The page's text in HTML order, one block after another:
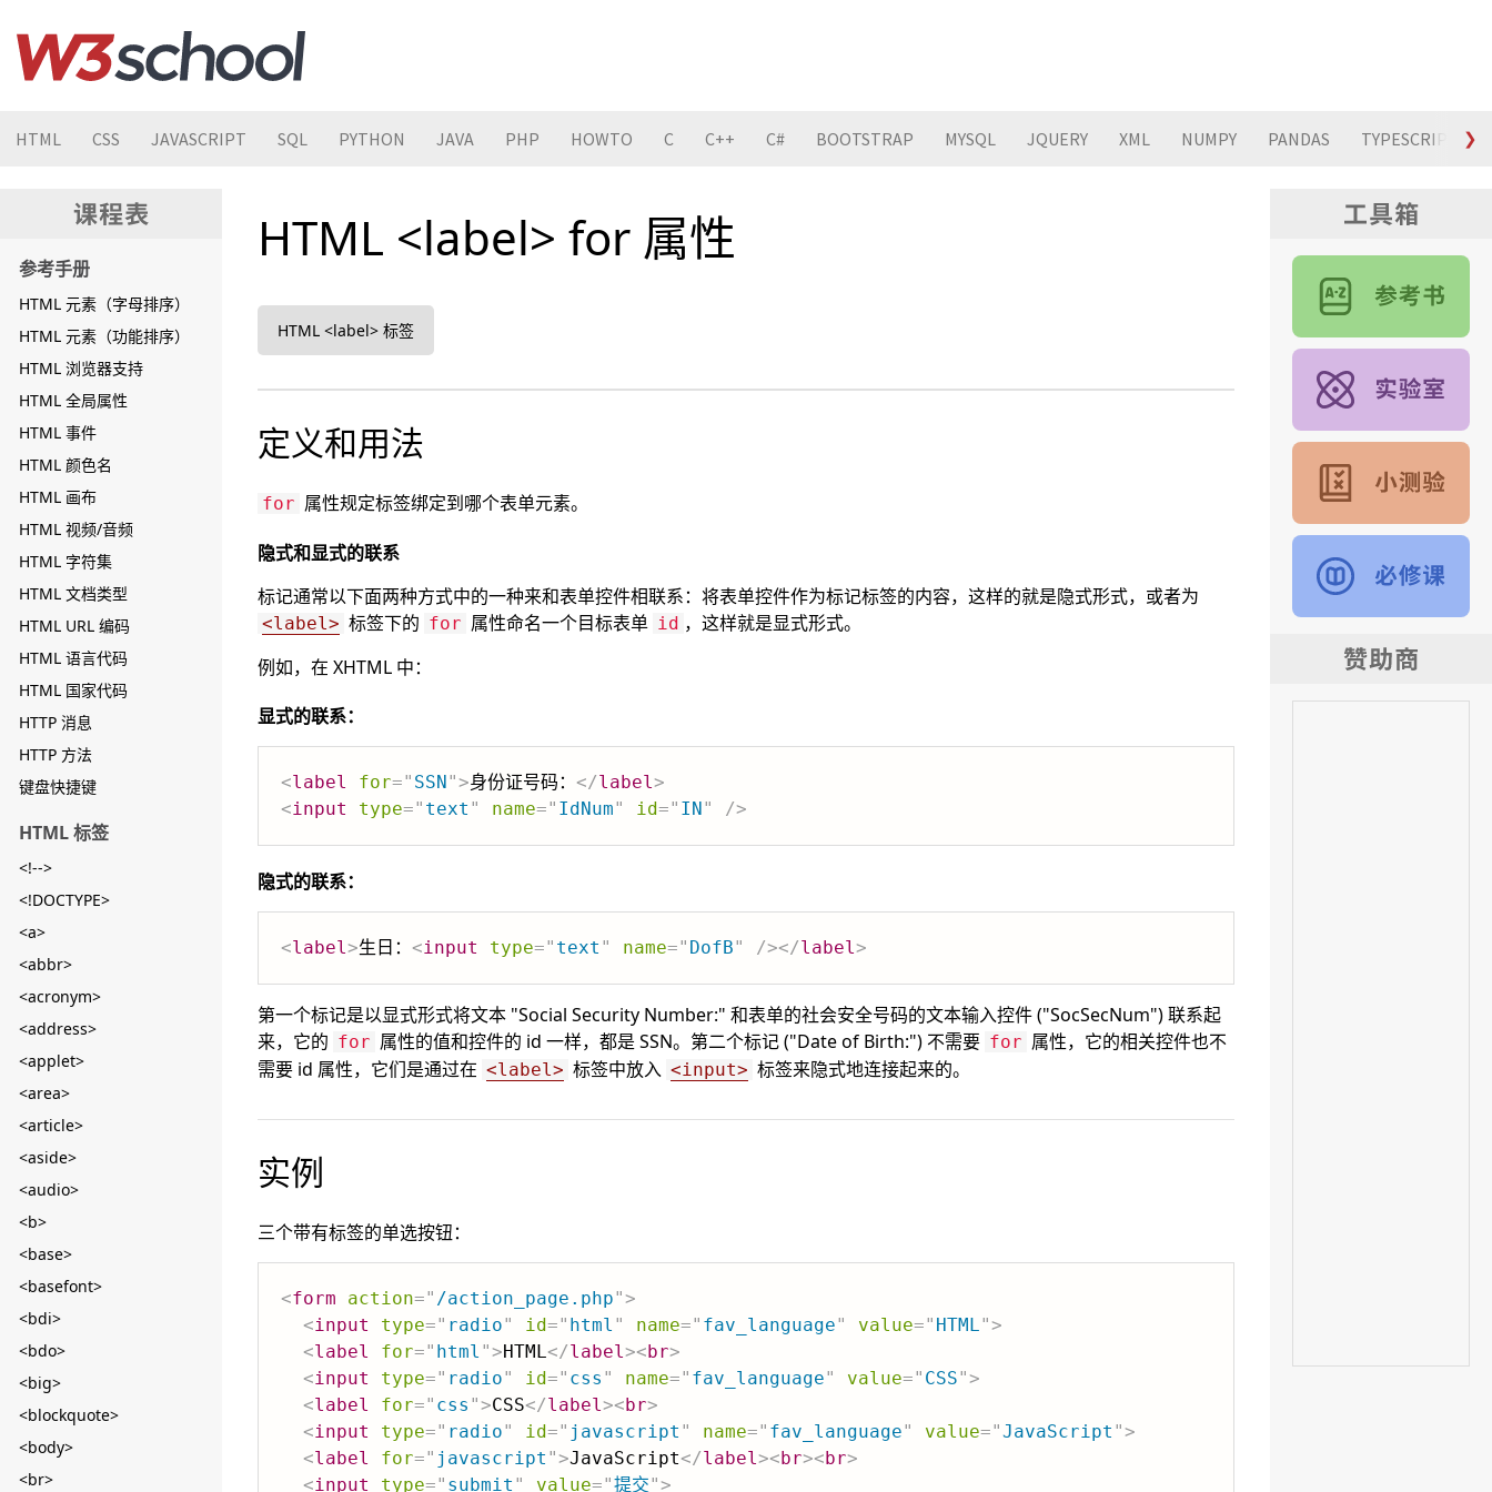
HTML CSS JAVASCRIPT SQL PYTHON JAVA PHP HOWTO C C++ C# BOOTSTRAP MYSQL JQUERY XML NUMPY PANDAS TYPESCRIPT ❯
参考手册
HTML 元素（字母排序）
HTML 元素（功能排序）
HTML 浏览器支持
HTML 全局属性
HTML 事件
HTML 颜色名
HTML 画布
HTML 视频/音频
HTML 字符集
HTML 文档类型
HTML URL 编码
HTML 语言代码
HTML 国家代码
HTTP 消息
HTTP 方法
键盘快捷键
HTML 标签
<!-->
<!DOCTYPE>
<a>
<abbr>
<acronym>
<address>
<applet>
<area>
<article>
<aside>
<audio>
<b>
<base>
<basefont>
<bdi>
<bdo>
<big>
<blockquote>
<body>
<br>
HTML <label> for 属性
HTML <label> 标签
定义和用法
for 属性规定标签绑定到哪个表单元素。
隐式和显式的联系
标记通常以下面两种方式中的一种来和表单控件相联系：将表单控件作为标记标签的内容，这样的就是隐式形式，或者为
<label> 标签下的 for 属性命名一个目标表单 id ，这样就是显式形式。
例如，在 XHTML 中：
显式的联系：
<label for=" SSN">身份证号码： </label>
<input type=" text " name=" IdNum" id=" IN" />
隐式的联系：
<label>生日： <input type=" text " name=" DofB" /></label>
第一个标记是以显式形式将文本 "Social Security Number:" 和表单的社会安全号码的文本输入控件 ("SocSecNum") 联系起
来，它的 for 属性的值和控件的 id 一样，都是 SSN。第二个标记 ("Date of Birth:") 不需要 for 属性，它的相关控件也不
需要 id 属性，它们是通过在 <label> 标签中放入 <input> 标签来隐式地连接起来的。
实例
三个带有标签的单选按钮：
<form action=" /action_page.php">
<input type=" radio" id=" html " name=" fav_language" value=" HTML">
<label for=" html ">HTML</label><br>
<input type=" radio" id=" css " name=" fav_language" value=" CSS">
<label for=" css ">CSS</label><br>
<input type=" radio" id=" javascript " name=" fav_language" value="JavaScript ">
<label for=" javascript ">JavaScript</label><br><br>
<input type=" submit " value="提交">